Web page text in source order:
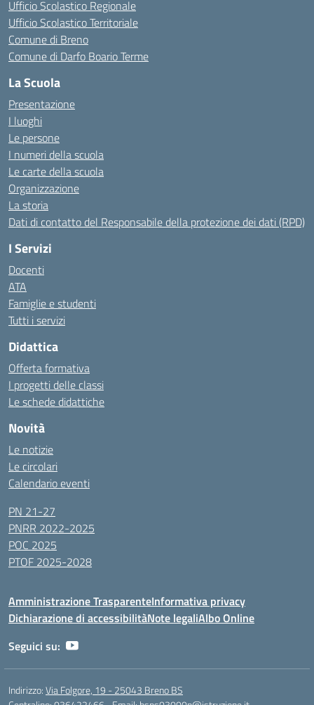
Ufficio Scolastico Regionale
Ufficio Scolastico Territoriale
Comune di Breno
Comune di Darfo Boario Terme
La Scuola
Presentazione
I luoghi
Le persone
I numeri della scuola
Le carte della scuola
Organizzazione
La storia
Dati di contatto del Responsabile della protezione dei dati (RPD)
I Servizi
Docenti
ATA
Famiglie e studenti
Tutti i servizi
Didattica
Offerta formativa
I progetti delle classi
Le schede didattiche
Novità
Le notizie
Le circolari
Calendario eventi
PN 21-27
PNRR 2022-2025
POC 2025
PTOF 2025-2028
Amministrazione TrasparenteInformativa privacy
Dichiarazione di accessibilitàNote legaliAlbo Online
Seguici su:
Indirizzo:Via Folgore, 19 - 25043 Breno BS